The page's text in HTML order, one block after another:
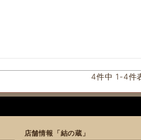
4件中 1 -4件
店舗情報「結の蔵」